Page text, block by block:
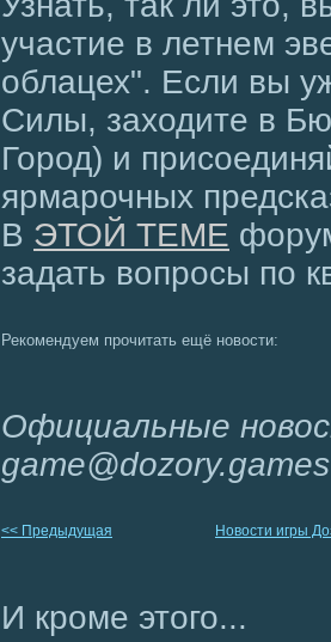
участие в летнем
облацех". Если вы
Силы, заходите в
Город) и
ярмарочных
В ЭТОЙ ТЕМЕ
задать вопросы по
Рекомендуем прочитать ещё новости:
Официальные
game@dozory.games
<< Предыдущая Новости игры
И кроме этого...